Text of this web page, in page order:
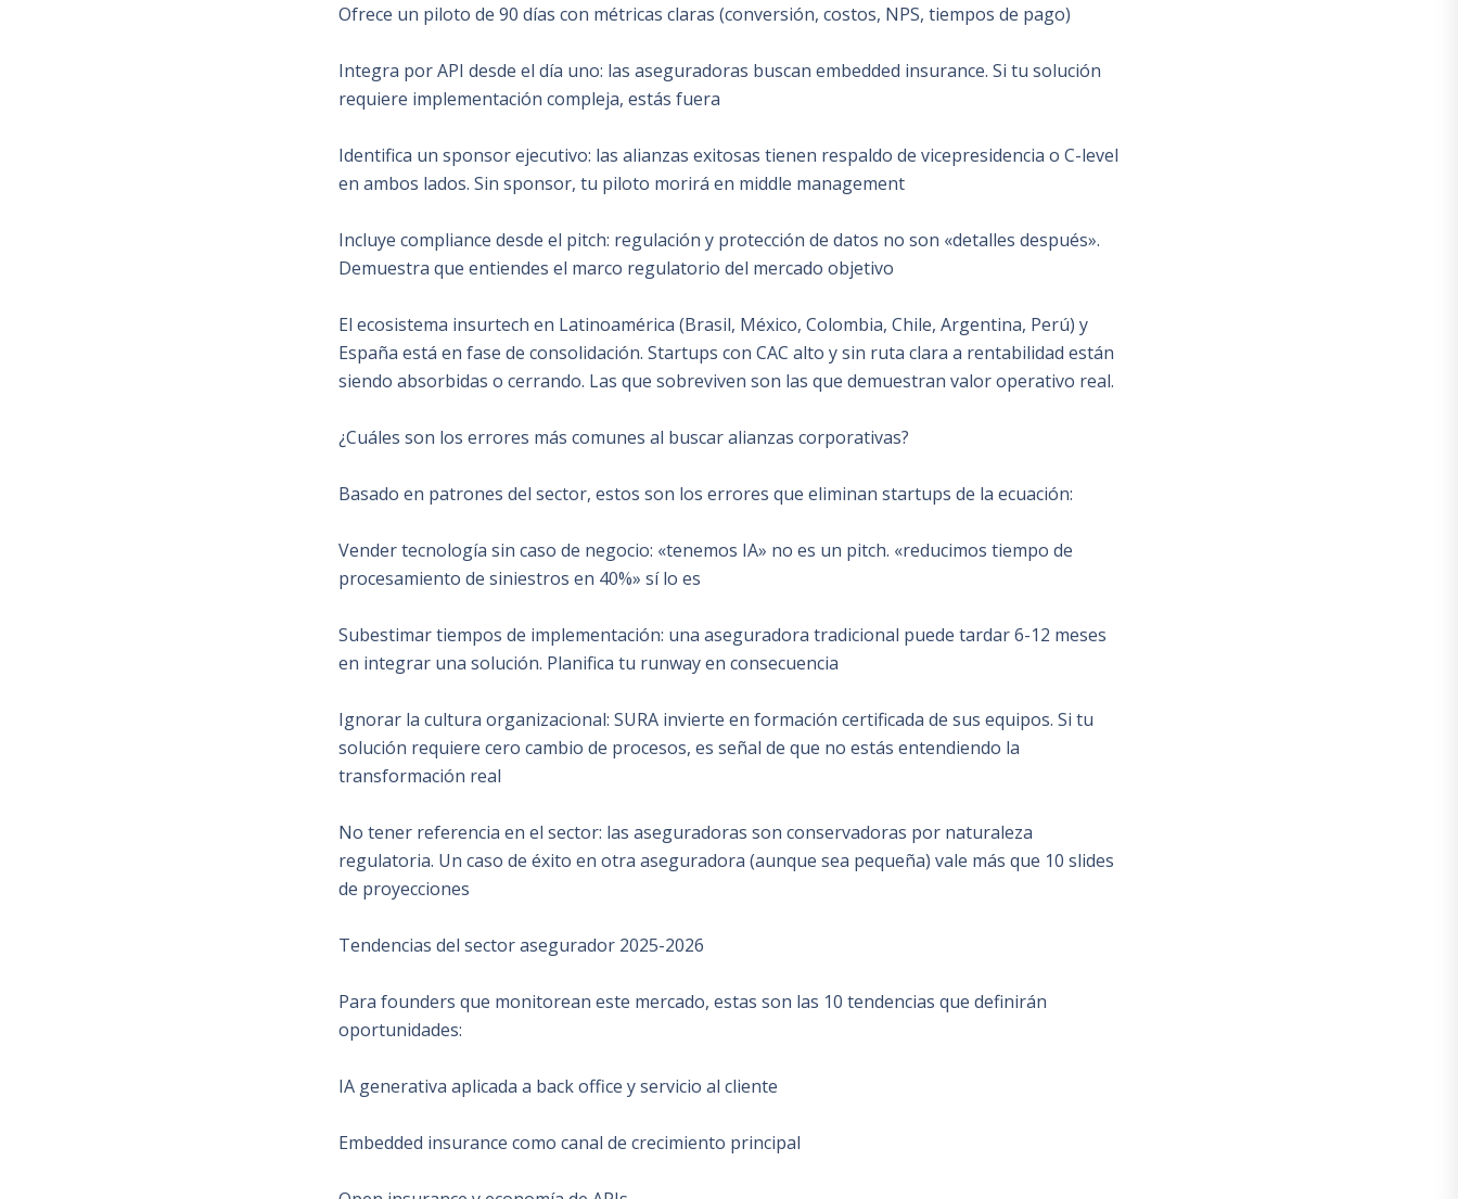
Ofrece un piloto de 90 días con métricas claras (conversión, costos, NPS, tiempos de pago)
Integra por API desde el día uno: las aseguradoras buscan embedded insurance. Si tu solución
requiere implementación compleja, estás fuera
Identifica un sponsor ejecutivo: las alianzas exitosas tienen respaldo de vicepresidencia o C-level
en ambos lados. Sin sponsor, tu piloto morirá en middle management
Incluye compliance desde el pitch: regulación y protección de datos no son «detalles después».
Demuestra que entiendes el marco regulatorio del mercado objetivo
El ecosistema insurtech en Latinoamérica (Brasil, México, Colombia, Chile, Argentina, Perú) y
España está en fase de consolidación. Startups con CAC alto y sin ruta clara a rentabilidad están
siendo absorbidas o cerrando. Las que sobreviven son las que demuestran valor operativo real.
¿Cuáles son los errores más comunes al buscar alianzas corporativas?
Basado en patrones del sector, estos son los errores que eliminan startups de la ecuación:
Vender tecnología sin caso de negocio: «tenemos IA» no es un pitch. «reducimos tiempo de
procesamiento de siniestros en 40%» sí lo es
Subestimar tiempos de implementación: una aseguradora tradicional puede tardar 6-12 meses
en integrar una solución. Planifica tu runway en consecuencia
Ignorar la cultura organizacional: SURA invierte en formación certificada de sus equipos. Si tu
solución requiere cero cambio de procesos, es señal de que no estás entendiendo la
transformación real
No tener referencia en el sector: las aseguradoras son conservadoras por naturaleza
regulatoria. Un caso de éxito en otra aseguradora (aunque sea pequeña) vale más que 10 slides
de proyecciones
Tendencias del sector asegurador 2025-2026
Para founders que monitorean este mercado, estas son las 10 tendencias que definirán
oportunidades:
IA generativa aplicada a back office y servicio al cliente
Embedded insurance como canal de crecimiento principal